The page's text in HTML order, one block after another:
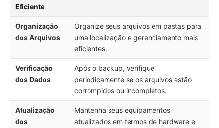
Eficiente
Organização
dos Arquivos
Organize seus arquivos em pastas para
uma localização e gerenciamento mais
eficientes.
Verificação
dos Dados
Após o backup, verifique
periodicamente se os arquivos estão
corrompidos ou incompletos.
Atualização
dos
Mantenha seus equipamentos
atualizados em termos de hardware e